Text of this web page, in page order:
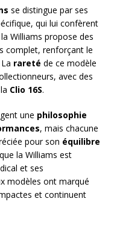
se distingue par ses
qui lui confèrent
Williams propose des
complet, renforçant le
rareté de ce modèle
avec des
Clio 16S.
une philosophie
, mais chacune
pour son équilibre
la Williams est
et ses
modèles ont marqué
et continuent